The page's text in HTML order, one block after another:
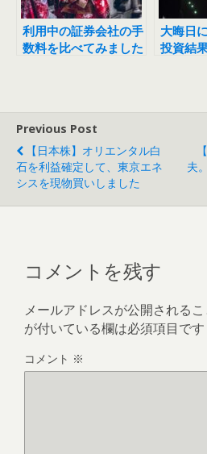
利用中の証券会社の手
数料を比べてみました
大晦日
投資結
Previous Post
【日本株】オリエンタル白
石を利益確定して、東京エネ
シスを現物買いしました
夫
コメントを残す
メールアドレスが公開されるこ
が付いている欄は必須項目です
コメント ※